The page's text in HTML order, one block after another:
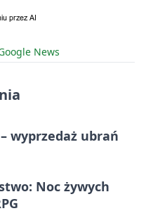
News
wyprzedaż ubrań
Noc żywych